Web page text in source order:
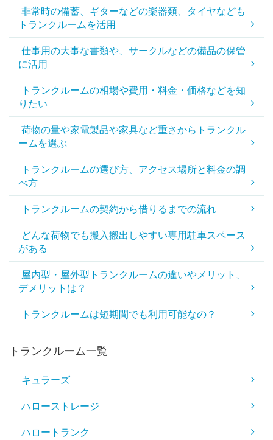
非常時の備蓄、ギターなどの楽器類、タイヤなども
トランクルームを活用
仕事用の大事な書類や、サークルなどの備品の保管
に活用
トランクルームの相場や費用・料金・価格などを知
りたい
荷物の量や家電製品や家具など重さからトランクル
ームを選ぶ
トランクルームの選び方、アクセス場所と料金の調
べ方
トランクルームの契約から借りるまでの流れ
どんな荷物でも搬入搬出しやすい専用駐車スペース
がある
屋内型・屋外型トランクルームの違いやメリット、
デメリットは？
トランクルームは短期間でも利用可能なの？
トランクルーム一覧
キュラーズ
ハローストレージ
ハロートランク